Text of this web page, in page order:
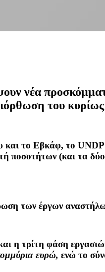
νέα
του
το Εβκάφ, το UNDP
ποσοτήτων (και τα
των έργων
η τρίτη φάση
ευρώ, ενώ το